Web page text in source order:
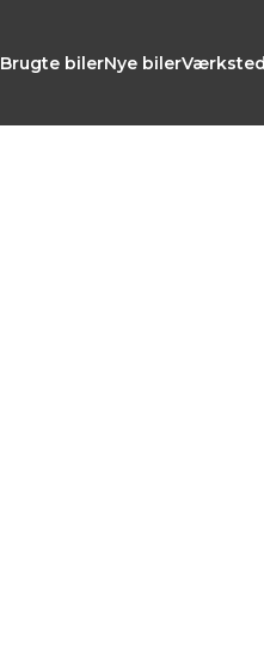
Brugte bilerNye bilerVærksted